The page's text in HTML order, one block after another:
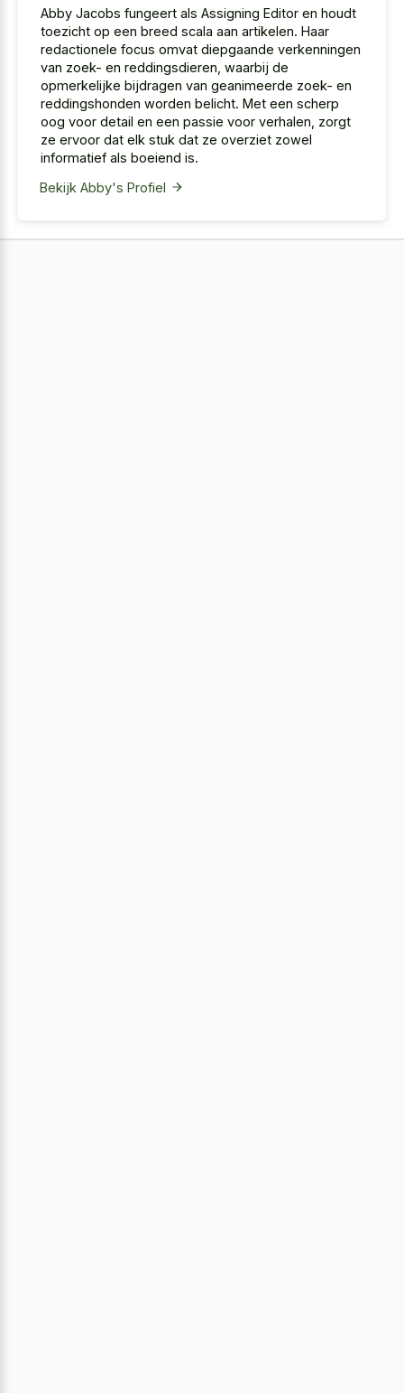
Abby Jacobs fungeert als Assigning Editor en houdt
toezicht op een breed scala aan artikelen. Haar
redactionele focus omvat diepgaande verkenningen
van zoek- en reddingsdieren, waarbij de
opmerkelijke bijdragen van geanimeerde zoek- en
reddingshonden worden belicht. Met een scherp
oog voor detail en een passie voor verhalen, zorgt
ze ervoor dat elk stuk dat ze overziet zowel
informatief als boeiend is.
Bekijk Abby's Profiel